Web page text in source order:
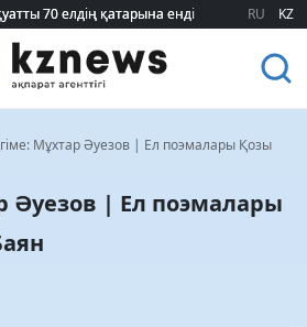
Үкімет қандай уәж айтады?
Үкімет қандай уәж айтады? RU KZ
Мұхтар Әуезов | Ел поэмалары Қозы
Әуезов | Ел поэмалары